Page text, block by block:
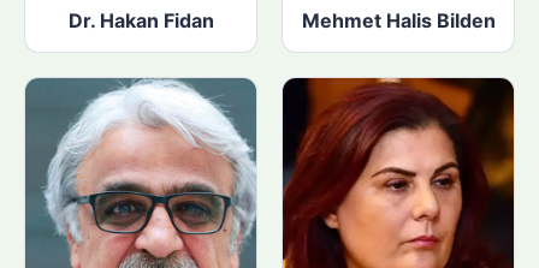
Dr. Hakan Fidan Mehmet Halis Bilden